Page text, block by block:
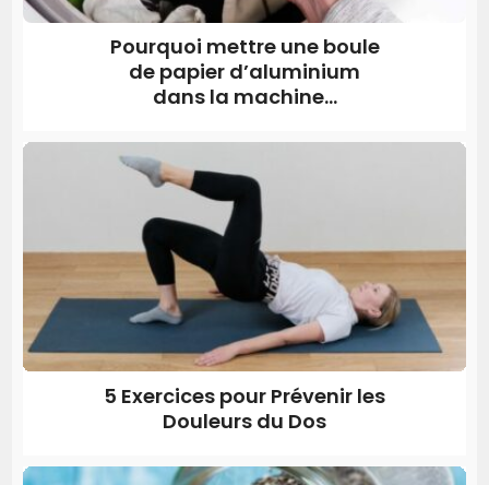
Pourquoi mettre une boule
de papier d’aluminium
dans la machine...
5 Exercices pour Prévenir les
Douleurs du Dos